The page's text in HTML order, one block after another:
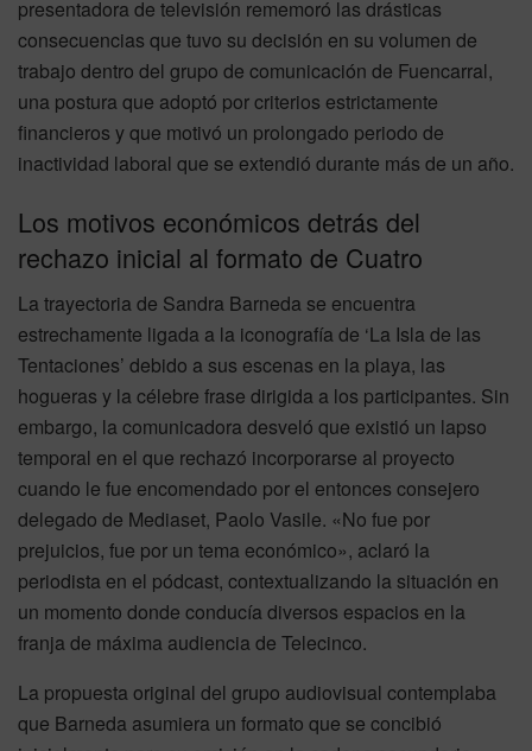
presentadora de televisión rememoró las drásticas
consecuencias que tuvo su decisión en su volumen de
trabajo dentro del grupo de comunicación de Fuencarral,
una postura que adoptó por criterios estrictamente
financieros y que motivó un prolongado periodo de
inactividad laboral que se extendió durante más de un año.
Los motivos económicos detrás del
rechazo inicial al formato de Cuatro
La trayectoria de Sandra Barneda se encuentra
estrechamente ligada a la iconografía de ‘La Isla de las
Tentaciones’ debido a sus escenas en la playa, las
hogueras y la célebre frase dirigida a los participantes. Sin
embargo, la comunicadora desveló que existió un lapso
temporal en el que rechazó incorporarse al proyecto
cuando le fue encomendado por el entonces consejero
delegado de Mediaset, Paolo Vasile. «No fue por
prejuicios, fue por un tema económico», aclaró la
periodista en el pódcast, contextualizando la situación en
un momento donde conducía diversos espacios en la
franja de máxima audiencia de Telecinco.
La propuesta original del grupo audiovisual contemplaba
que Barneda asumiera un formato que se concibió